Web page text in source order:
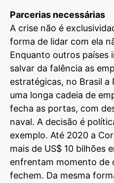
Parcerias necessárias
A crise não é
forma de lidar com ela
Enquanto outros países
salvar da falência as
estratégicas, no Brasil a
uma longa cadeia de
fecha as portas, com
naval. A decisão é
exemplo. Até 2020 a
mais de US$ 10 bilhões
enfrentam momento de
fechem. Da mesma